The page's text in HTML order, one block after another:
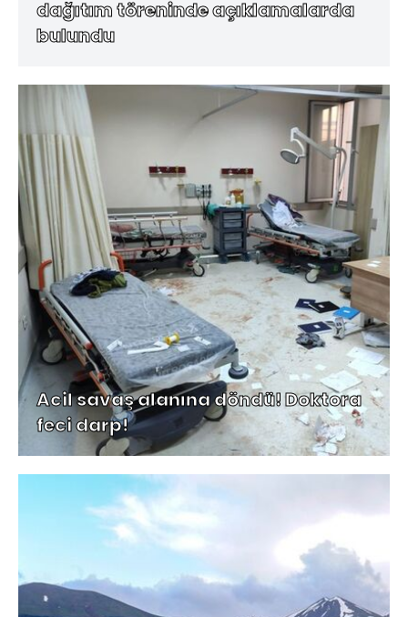
dağıtım töreninde açıklamalarda
bulundu
Acil savaş alanına döndü! Doktora
feci darp!